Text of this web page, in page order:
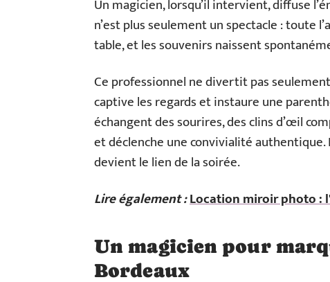
Un magicien, lorsqu’il intervient, diffuse
n’est plus seulement un spectacle : toute
table, et les souvenirs naissent
Ce professionnel ne divertit pas
captive les regards et instaure une
échangent des sourires, des clins d’œil
et déclenche une convivialité authentique.
devient le lien de la soirée.
Lire également :Location miroir photo :
Un magicien pour
Bordeaux